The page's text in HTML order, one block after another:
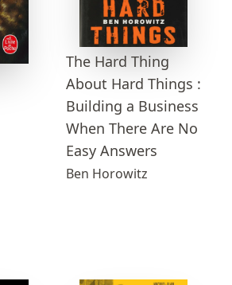
The Hard Thing
About Hard Things :
Building a Business
When There Are No
Easy Answers
Ben Horowitz